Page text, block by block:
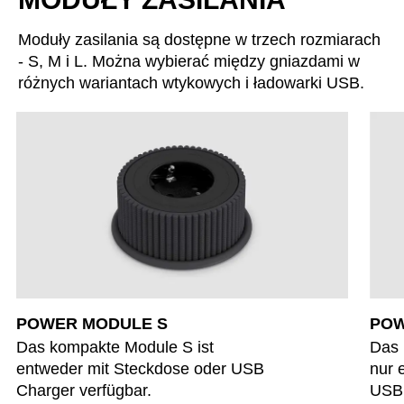
Mauretania (MR)
Niemcy(DE)
Nigeria (NG)
Norwegia(NO)
Nowa Zelandia(NZ)
(PT)
Republika Czeska(CZ)
Republika Południowej Afryki(ZA)
Reszta świata ()
Rosja(RU)
Rumunia(RO)
Senegal(SN)
Serbia (RS)
Moduły zasilania są dostępne w trzech rozmiarach
- S, M i L. Można wybierać między gniazdami w
różnych wariantach wtykowych i ładowarki USB.
POWER MODULE S
Das kompakte Module S ist
entweder mit Steckdose oder USB
Charger verfügbar.
Das
nur